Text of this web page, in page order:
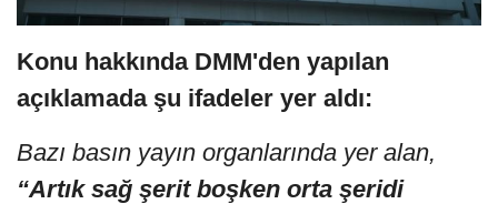
Konu hakkında DMM'den yapılan
açıklamada şu ifadeler yer aldı:
Bazı basın yayın organlarında yer alan,
“Artık sağ şerit boşken orta şeridi